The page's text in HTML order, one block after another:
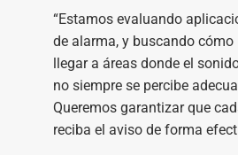
“Estamos evaluando
de alarma, y buscando cómo
llegar a áreas donde el
no siempre se percibe
Queremos garantizar que
reciba el aviso de forma